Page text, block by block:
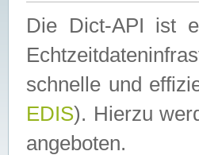
Die Dict-API ist
schnelle und
EDIS). Hierzu
angeboten.